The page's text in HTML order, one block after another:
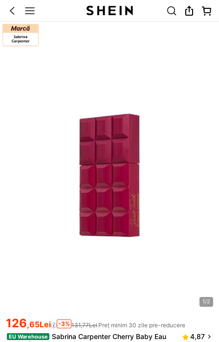
1/2
126,65Lei -3% 131,77Lei Preț minim 30 zile pre-reducere
EU Warehouse
Sabrina Carpenter Cherry Baby Eau
4,87